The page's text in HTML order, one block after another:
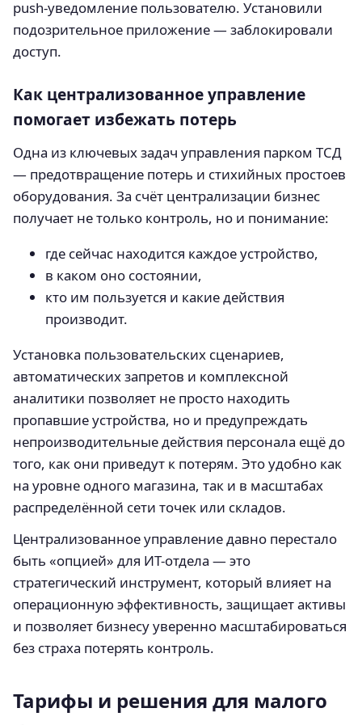
push-уведомление пользователю. Установили
подозрительное приложение — заблокировали
доступ.
Как централизованное управление
помогает избежать потерь
Одна из ключевых задач управления парком ТСД
— предотвращение потерь и стихийных простоев
оборудования. За счёт централизации бизнес
получает не только контроль, но и понимание:
где сейчас находится каждое устройство,
в каком оно состоянии,
кто им пользуется и какие действия
производит.
Установка пользовательских сценариев,
автоматических запретов и комплексной
аналитики позволяет не просто находить
пропавшие устройства, но и предупреждать
непроизводительные действия персонала ещё до
того, как они приведут к потерям. Это удобно как
на уровне одного магазина, так и в масштабах
распределённой сети точек или складов.
Централизованное управление давно перестало
быть «опцией» для ИТ-отдела — это
стратегический инструмент, который влияет на
операционную эффективность, защищает активы
и позволяет бизнесу уверенно масштабироваться
без страха потерять контроль.
Тарифы и решения для малого